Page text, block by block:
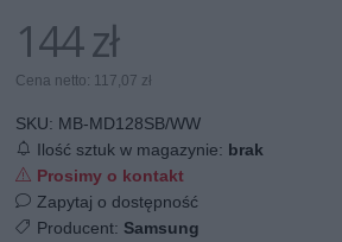
144 zł
Cena netto: 117,07 zł
SKU: MB-MD128SB/WW
Ilość sztuk w magazynie: brak
Prosimy o kontakt
Zapytaj o dostępność
Producent: Samsung